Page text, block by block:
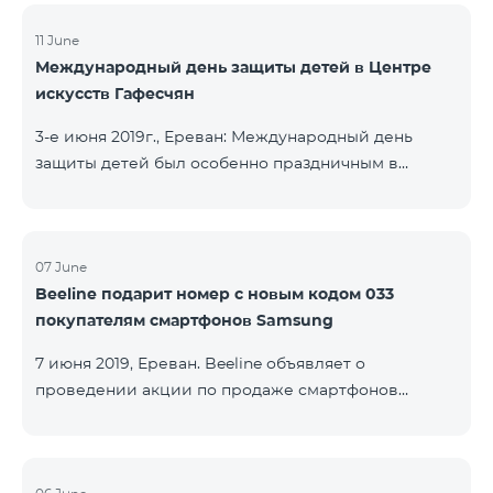
11 June
Международный день защиты детей в Центре
искусств Гафесчян
3-е июня 2019г., Ереван: Международный день
защиты детей был особенно праздничным в
школьников представили логотип ЦИГ с
указанием 10-летней годовщины в начале с
помощью воздушных шариков, а затем с помощью
изображением произведений ЦИГ в саду
скульптур Гафесчян в рамках творческой
07 June
Beeline подарит номер с новым кодом 033
покупателям смартфонов Samsung
7 июня 2019, Ереван. Beeline объявляет о
проведении акции по продаже смартфонов